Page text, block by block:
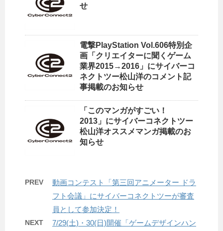
せ
電撃PlayStation Vol.606特別企
画「クリエイターに聞くゲーム
業界2015→2016」にサイバーコ
ネクトツー松山洋のコメント記
事掲載のお知らせ
「このマンガがすごい！
2013」にサイバーコネクトツー
松山洋オススメマンガ掲載のお
知らせ
PREV
動画コンテスト「第三回アニメーター ドラ
フト会議」にサイバーコネクトツーが審査
員として参加決定！
NEXT
7/29(土)・30(日)開催「ゲームデザインハン